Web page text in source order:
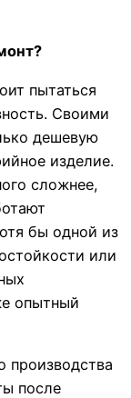
пытаться
Своими
дешевую
изделие.
сложнее,
бы одной из
или
опытный
производства
после